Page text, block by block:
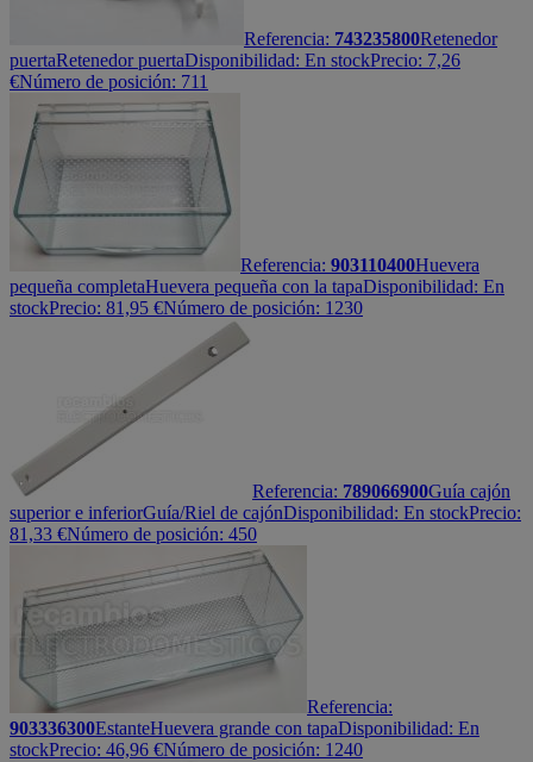
Referencia: 743235800Retenedor
puertaRetenedor puertaDisponibilidad: En stockPrecio: 7,26
€Número de posición: 711
Referencia: 903110400Huevera
pequeña completaHuevera pequeña con la tapaDisponibilidad: En
stockPrecio: 81,95 €Número de posición: 1230
Referencia: 789066900Guía cajón
superior e inferiorGuía/Riel de cajónDisponibilidad: En stockPrecio:
81,33 €Número de posición: 450
Referencia:
903336300EstanteHuevera grande con tapaDisponibilidad: En
stockPrecio: 46,96 €Número de posición: 1240